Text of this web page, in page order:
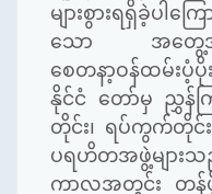
များစွားရရှိခဲ့ပ
သော အတွေ့အ
စေတနာ့ဝန်ထမ်းပံ့
နိုင်ငံ တော်မှ ညွှန်ကြ
တိုင်း၊ ရပ်ကွက်တိုင်
ပရဟိတအဖွဲ့များ
ကာလအတွင်း တန်ဖို